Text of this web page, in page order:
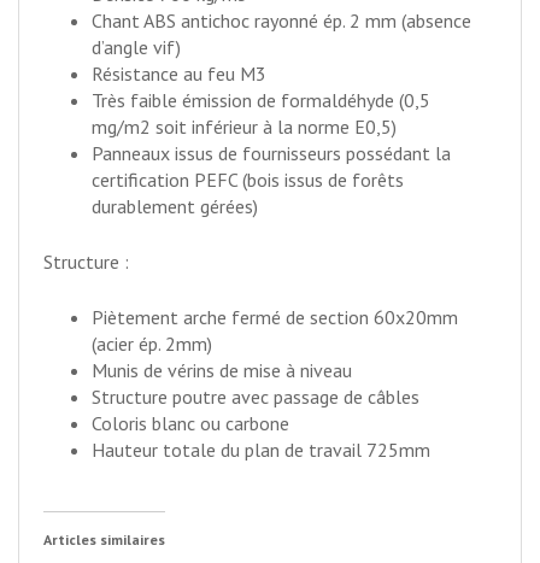
Chant ABS antichoc rayonné ép. 2 mm (absence
d’angle vif)
Résistance au feu M3
Très faible émission de formaldéhyde (0,5
mg/m2 soit inférieur à la norme E0,5)
Panneaux issus de fournisseurs possédant la
certification PEFC (bois issus de forêts
durablement gérées)
Structure :
Piètement arche fermé de section 60x20mm
(acier ép. 2mm)
Munis de vérins de mise à niveau
Structure poutre avec passage de câbles
Coloris blanc ou carbone
Hauteur totale du plan de travail 725mm
Articles similaires